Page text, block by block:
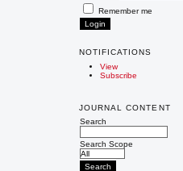
Remember me
NOTIFICATIONS
View
Subscribe
JOURNAL CONTENT
Search
Search Scope